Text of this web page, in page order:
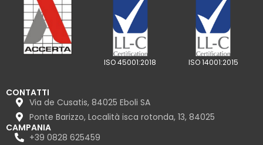
ISO 45001:2018 ISO 14001:2015
CONTATTI
Via de Cusatis, 84025 Eboli SA
Ponte Barizzo, Località isca rotonda, 13, 84025
CAMPANIA
+39 0828 625459